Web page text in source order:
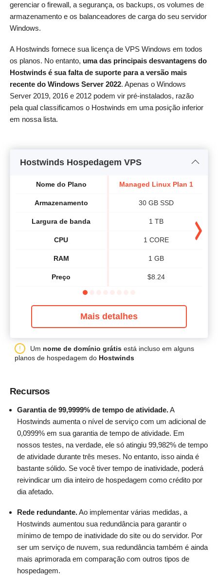
gerenciar o firewall, a segurança, os backups, os volumes de
armazenamento e os balanceadores de carga do seu servidor
Windows.
A Hostwinds fornece sua licença de VPS Windows em todos
os planos. No entanto, uma das principais desvantagens do
Hostwinds é sua falta de suporte para a versão mais
recente do Windows Server 2022. Apenas o Windows
Server 2019, 2016 e 2012 podem vir pré-instalados, razão
pela qual classificamos o Hostwinds em uma posição inferior
em nossa lista.
Hostwinds Hospedagem VPS
Nome do Plano
Armazenamento
Largura de banda
CPU
RAM
Preço
Managed Linux Plan 1
30 GB SSD
1 TB
1 CORE
1 GB
$8.24
Mais detalhes
Um nome de domínio grátis está incluso em alguns
planos de hospedagem do Hostwinds
Recursos
Garantia de 99,9999% de tempo de atividade.A
Hostwinds aumenta o nível de serviço com um adicional de
0,0999% em sua garantia de tempo de atividade. Em
nossos testes, na verdade, ele só atingiu 99,982% de tempo
de atividade durante três meses. No entanto, isso ainda é
bastante sólido. Se você tiver tempo de inatividade, poderá
reivindicar um dia inteiro de hospedagem como crédito por
dia afetado.
Rede redundante.Ao implementar várias medidas, a
Hostwinds aumentou sua redundância para garantir o
mínimo de tempo de inatividade do site ou do servidor. Por
ser um serviço de nuvem, sua redundância também é ainda
mais aprimorada em comparação com outros tipos de
hospedagem.